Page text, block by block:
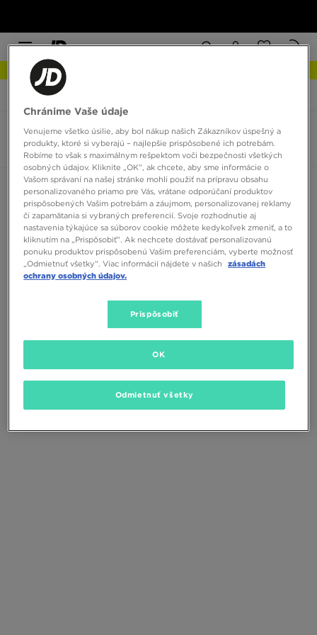
JD Sports Jordan 1 Crib Bootie
Detské Jordan 1 Crib Bootie
0 produktov
Zoradiť:Odporúčané Filtrovať
Žiadne produkty na zobrazenie
Zmeňte kritériá vyhľadávania alebo
odstráňte vybrané filtre
Chránime Vaše údaje
Venujeme všetko úsilie, aby bol nákup našich Zákazníkov úspešný a
produkty, ktoré si vyberajú – najlepšie prispôsobené ich potrebám.
Robíme to však s maximálnym rešpektom voči bezpečnosti všetkých
osobných údajov. Kliknite „OK”, ak chcete, aby sme informácie o
Vašom správaní na našej stránke mohli použiť na prípravu obsahu
personalizovaného priamo pre Vás, vrátane odporúčaní produktov
prispôsobených Vašim potrebám a záujmom, personalizovanej reklamy
či zapamätania si vybraných preferencií. Svoje rozhodnutie aj
nastavenia týkajúce sa súborov cookie môžete kedykoľvek zmeniť, a to
kliknutím na „Prispôsobiť”. Ak nechcete dostávať personalizovanú
ponuku produktov prispôsobenú Vašim preferenciám, vyberte možnosť
„Odmietnuť všetky”. Viac informácií nájdete v našich
zásadách
ochrany osobných údajov.
Prispôsobiť
Odmietnuť všetky
OK